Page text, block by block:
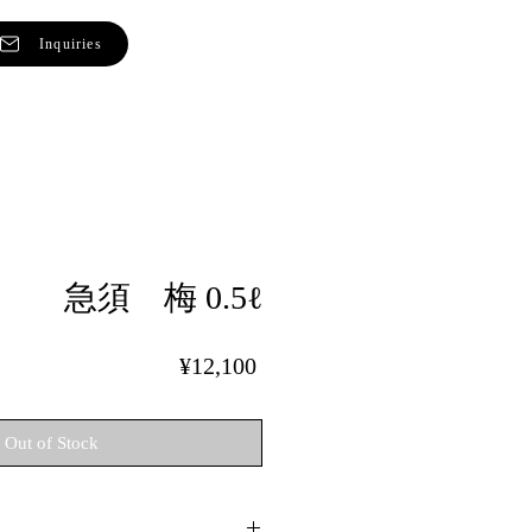
Inquiries
急須 梅 0.5ℓ
¥12,100Price
Out of Stock